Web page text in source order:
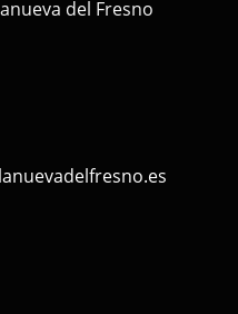
del Fresno